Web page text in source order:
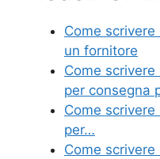
e
b
o
o
k
er e
st
l
Come
un fornitore
Come
per consegna
Come
per…
Come